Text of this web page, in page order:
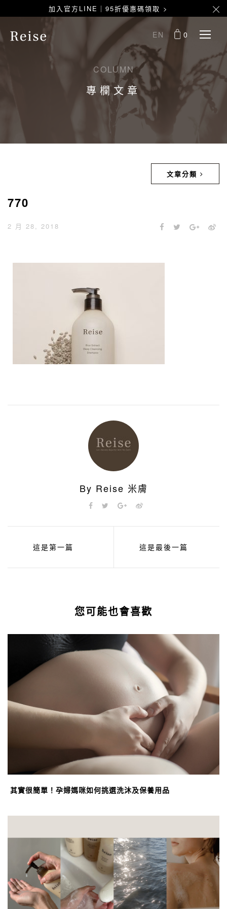
加入官方LINE｜95折優惠碼領取 >
EN 0
COLUMN
專欄文章
文章分類
770
2 月 28, 2018
By Reise 米膚
這是第一篇 這是最後一篇
您可能也會喜歡
其實很簡單！孕婦媽咪如何挑選洗沐及保養用品